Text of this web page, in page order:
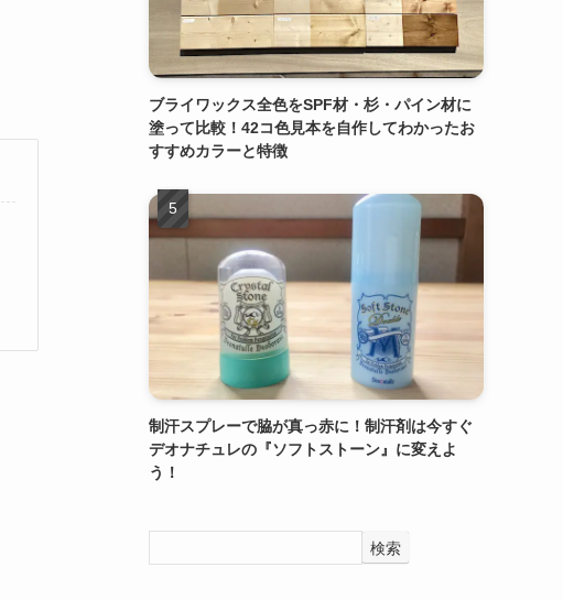
ブライワックス全色をSPF材・杉・パイン材に
塗って比較！42コ色見本を自作してわかったお
すすめカラーと特徴
制汗スプレーで脇が真っ赤に！制汗剤は今すぐ
デオナチュレの『ソフトストーン』に変えよ
う！
検索